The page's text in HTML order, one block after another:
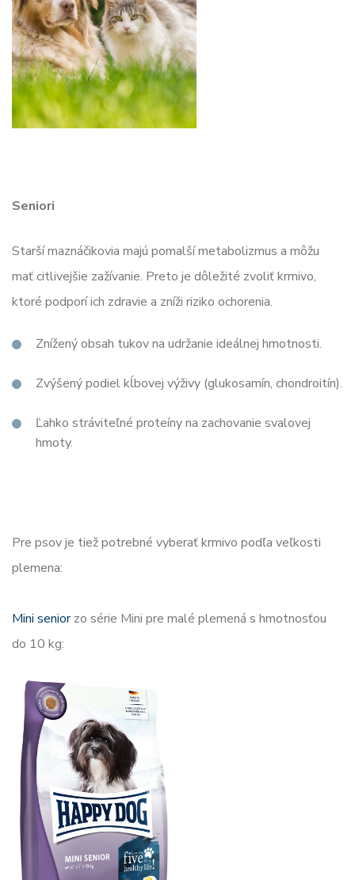
Seniori
Starší maznáčikovia majú pomalší metabolizmus a môžu
mať citlivejšie zažívanie. Preto je dôležité zvoliť krmivo,
ktoré podporí ich zdravie a zníži riziko ochorenia.
Znížený obsah tukov na udržanie ideálnej hmotnosti.
Zvýšený podiel kĺbovej výživy (glukosamín, chondroitín).
Ľahko stráviteľné proteíny na zachovanie svalovej
hmoty.
Pre psov je tiež potrebné vyberať krmivo podľa veľkosti
plemena:
Mini seniorzo série Mini pre malé plemená s hmotnosťou
do 10 kg: